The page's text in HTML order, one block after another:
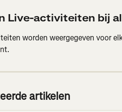
Live-activiteiten bij
worden weergegeven voor
artikelen